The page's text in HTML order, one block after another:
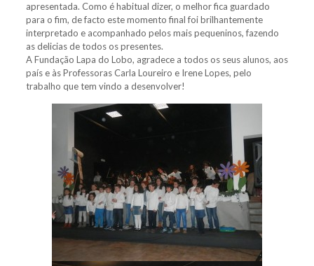
apresentada. Como é habitual dizer, o melhor fica guardado
para o fim, de facto este momento final foi brilhantemente
interpretado e acompanhado pelos mais pequeninos, fazendo
as delicias de todos os presentes.
A Fundação Lapa do Lobo, agradece a todos os seus alunos, aos
país e às Professoras Carla Loureiro e Irene Lopes, pelo
trabalho que tem vindo a desenvolver!